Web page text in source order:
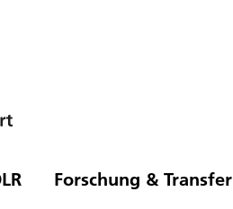
Forschung & Transfer